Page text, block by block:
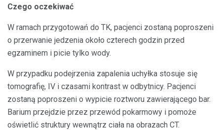
Czego oczekiwać
W ramach przygotowań do TK, pacjenci zostaną poproszeni
o przerwanie jedzenia około czterech godzin przed
egzaminem i picie tylko wody.
W przypadku podejrzenia zapalenia uchyłka stosuje się
tomografię, IV i czasami kontrast w odbytnicy. Pacjenci
zostaną poproszeni o wypicie roztworu zawierającego bar.
Barium przejdzie przez przewód pokarmowy i pomoże
oświetlić struktury wewnątrz ciała na obrazach CT.